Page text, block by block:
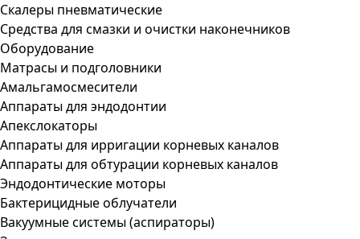
Скалеры пневматические
Средства для смазки и очистки наконечников
Оборудование
Матрасы и подголовники
Амальгамосмесители
Аппараты для эндодонтии
Апекслокаторы
Аппараты для ирригации корневых каналов
Аппараты для обтурации корневых каналов
Эндодонтические моторы
Бактерицидные облучатели
Вакуумные системы (аспираторы)